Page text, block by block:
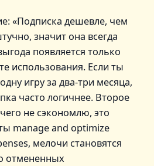
«Подписка дешевле, чем
значит она всегда
появляется только
использования. Если ты
игру за два-три месяца,
часто логичнее. Второе
не сэкономлю, это
manage and optimize
мелочи становятся
отмененных